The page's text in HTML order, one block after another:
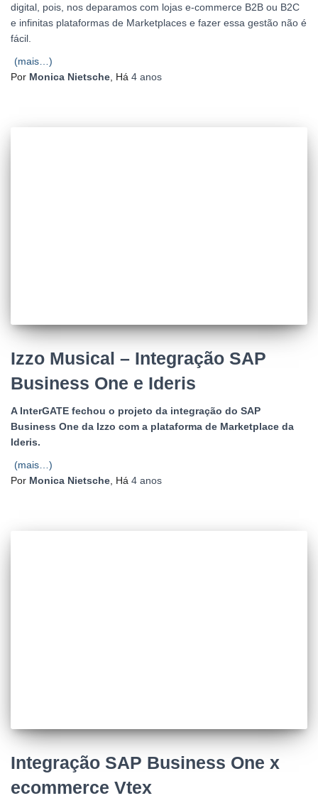
digital, pois, nos deparamos com lojas e-commerce B2B ou B2C
e infinitas plataformas de Marketplaces e fazer essa gestão não é
fácil.
(mais…)
Por Monica Nietsche , Há 4 anos
Izzo Musical – Integração SAP
Business One e Ideris
A InterGATE fechou o projeto da integração do SAP
Business One da Izzo com a plataforma de Marketplace da
Ideris.
(mais…)
Por Monica Nietsche, Há 4 anos
Integração SAP Business One x
ecommerce Vtex